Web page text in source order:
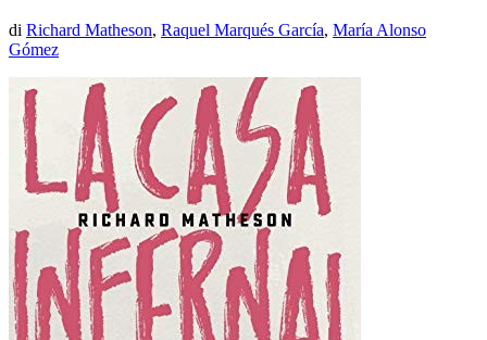
di Richard Matheson, Raquel Marqués García, María Alonso
Gómez